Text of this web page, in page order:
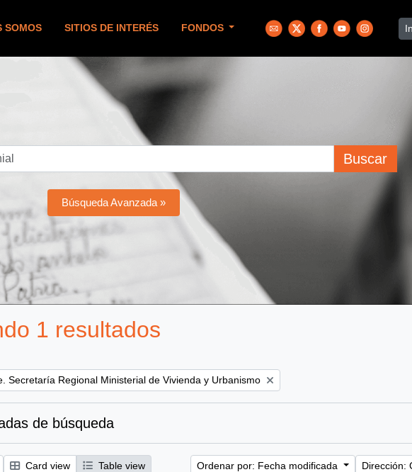
SOMOS SITIOS DE INTERÉS FONDOS
Buscar
Búsqueda Avanzada »
1 resultados
filter:
Secretaría Regional Ministerial de Vivienda y Urbanismo
de búsqueda
Card view Table view Ordenar por: Fecha modificada Dirección: